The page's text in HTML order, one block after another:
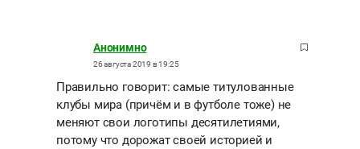
Анонимно
26 августа 2019 в 19:25
Правильно говорит: самые титулованные
клубы мира (причём и в футболе тоже) не
меняют свои логотипы десятилетиями,
потому что дорожат своей историей и